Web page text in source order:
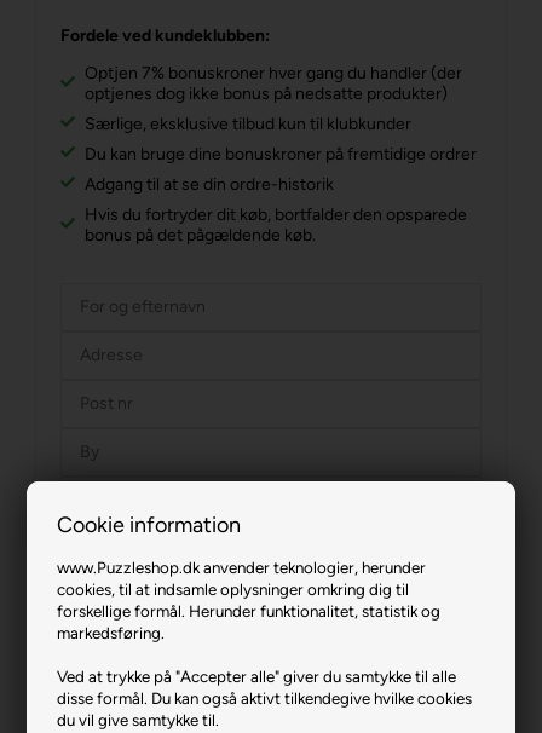
Cookie information
www.Puzzleshop.dk anvender teknologier, herunder
cookies, til at indsamle oplysninger omkring dig til
forskellige formål. Herunder funktionalitet, statistik og
markedsføring.
Ved at trykke på "Accepter alle" giver du samtykke til alle
disse formål. Du kan også aktivt tilkendegive hvilke cookies
du vil give samtykke til.
Fordele ved kundeklubben:
Optjen 7% bonuskroner hver gang du handler (der
optjenes dog ikke bonus på nedsatte produkter)
Særlige, eksklusive tilbud kun til klubkunder
Du kan bruge dine bonuskroner på fremtidige ordrer
Adgang til at se din ordre-historik
Hvis du fortryder dit køb, bortfalder den opsparede
bonus på det pågældende køb.
Ved indmeldelse accepterer jegkundeklubbens
betingelser, samt at modtage
markedsføringsmateriale på e-mail.